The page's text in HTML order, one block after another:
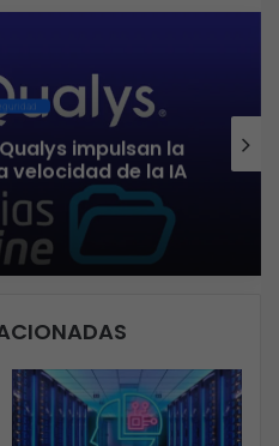
Mayoristas
Retail Workshop
inspirada en el valor
premium